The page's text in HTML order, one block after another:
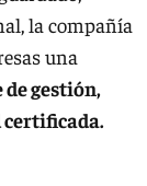
la compañía
una
gestión,